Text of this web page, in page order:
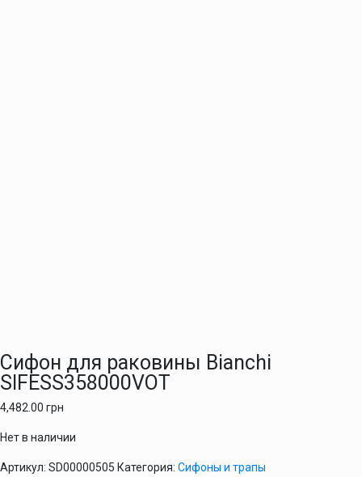
Сифон для раковины Bianchi
SIFESS358000VOT
4,482.00 грн
Нет в наличии
Артикул: SD00000505 Категория: Сифоны и трапы